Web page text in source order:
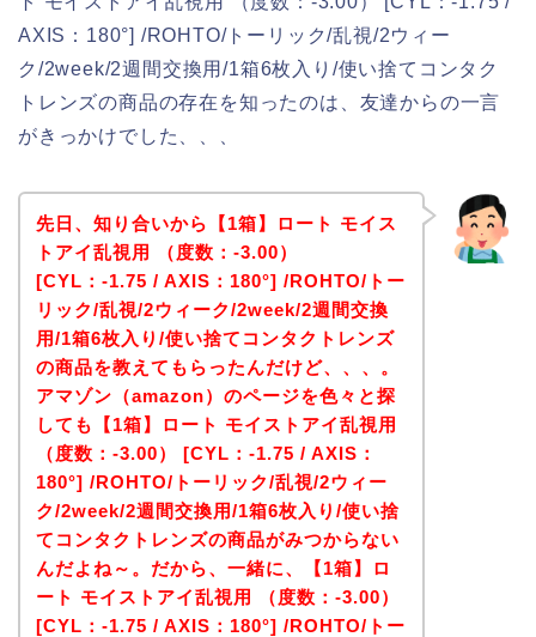
AXIS：180°] /ROHTO/トーリック/乱視/2ウィー
ク/2week/2週間交換用/1箱6枚入り/使い捨てコンタク
トレンズの商品の存在を知ったのは、友達からの一言
がきっかけでした、、、
先日、知り合いから【1箱】ロート モイス
トアイ乱視用 （度数：-3.00）
[CYL：-1.75 / AXIS：180°] /ROHTO/トー
リック/乱視/2ウィーク/2week/2週間交換
用/1箱6枚入り/使い捨てコンタクトレンズ
の商品を教えてもらったんだけど、、、。
アマゾン（amazon）のページを色々と探
しても【1箱】ロート モイストアイ乱視用
（度数：-3.00） [CYL：-1.75 / AXIS：
180°] /ROHTO/トーリック/乱視/2ウィー
ク/2week/2週間交換用/1箱6枚入り/使い捨
てコンタクトレンズの商品がみつからない
んだよね～。だから、一緒に、【1箱】ロ
ート モイストアイ乱視用 （度数：-3.00）
[CYL：-1.75 / AXIS：180°] /ROHTO/トー